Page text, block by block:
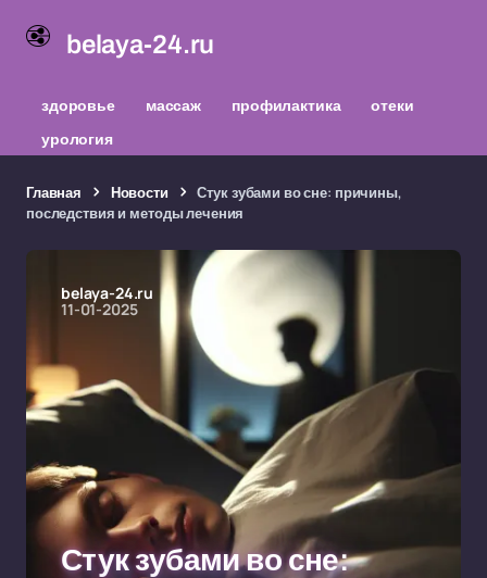
belaya-24.ru
здоровье массаж профилактика
отеки
урология
Главная Новости
Стук зубами во сне: причины,
последствия и методы лечения
belaya-24.ru
11-01-2025
Стук зубами во сне: